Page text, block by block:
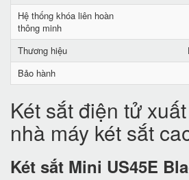
Hệ thống khóa liên hoàn
thông minh
Thương hiệu
Bảo hành
Két sắt điện tử
nhà máy két sắt
Két sắt Mini US45E